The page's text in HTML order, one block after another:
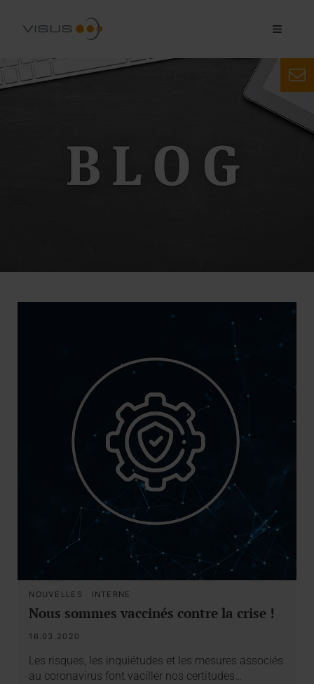
NOUVELLES · INTERNE
Nous sommes vaccinés contre la crise !
16.03.2020
Les risques, les inquiétudes et les mesures associés
au coronavirus font vaciller nos certitudes…